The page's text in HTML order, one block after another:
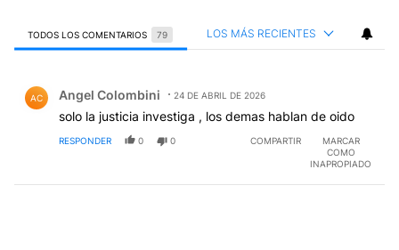
TODOS LOS COMENTARIOS 79 LOS MÁS RECIENTES
AC Angel Colombini 24 DE ABRIL DE 2026
solo la justicia investiga , los demas hablan de oido
RESPONDER 0 0 COMPARTIR
MARCAR
COMO
INAPROPIADO